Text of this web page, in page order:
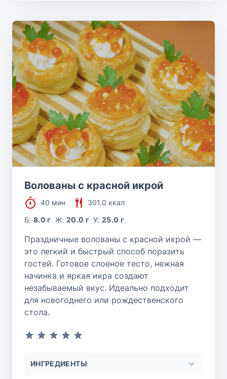
Волованы с красной икрой
40 мин
301.0 ккал
Б:8.0 г Ж: 20.0 г У:25.0 г
Праздничные волованы с красной икрой —
это легкий и быстрый способ поразить
гостей. Готовое слоеное тесто, нежная
начинка и яркая икра создают
незабываемый вкус. Идеально подходит
для новогоднего или рождественского
стола.
ИНГРЕДИЕНТЫ